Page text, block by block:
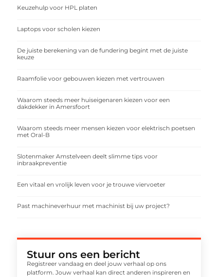
Keuzehulp voor HPL platen
Laptops voor scholen kiezen
De juiste berekening van de fundering begint met de juiste
keuze
Raamfolie voor gebouwen kiezen met vertrouwen
Waarom steeds meer huiseigenaren kiezen voor een
dakdekker in Amersfoort
Waarom steeds meer mensen kiezen voor elektrisch poetsen
met Oral-B
Slotenmaker Amstelveen deelt slimme tips voor
inbraakpreventie
Een vitaal en vrolijk leven voor je trouwe viervoeter
Past machineverhuur met machinist bij uw project?
Stuur ons een bericht
Registreer vandaag en deel jouw verhaal op ons
platform. Jouw verhaal kan direct anderen inspireren en